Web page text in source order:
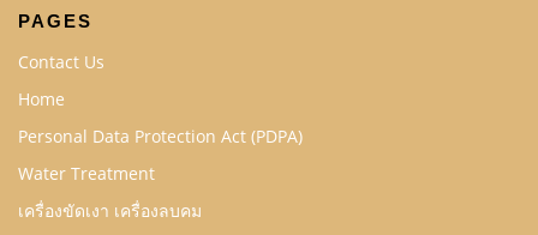
PAGES
Contact Us
Home
Personal Data Protection Act (PDPA)
Water Treatment
เครื่องขัดเงา เครื่องลบคม